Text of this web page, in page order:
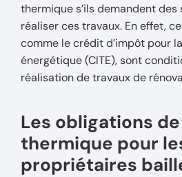
thermique s’ils demandent
réaliser ces travaux. En effet,
comme le crédit d’impôt pour
énergétique (CITE), sont
réalisation de travaux de
Les obligations
thermique pour
propriétaires